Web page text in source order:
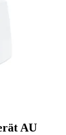
AU